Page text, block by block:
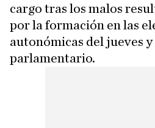
cargo tras los malos
por la formación en las
autonómicas del jueves
parlamentario.